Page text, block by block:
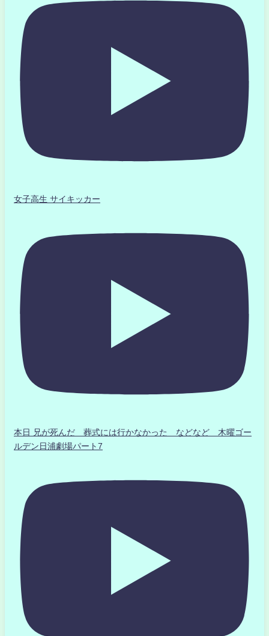
女子高生 サイキッカー
本日 兄が死んだ 葬式には行かなかった などなど 木曜ゴー
ルデン日浦劇場パート7